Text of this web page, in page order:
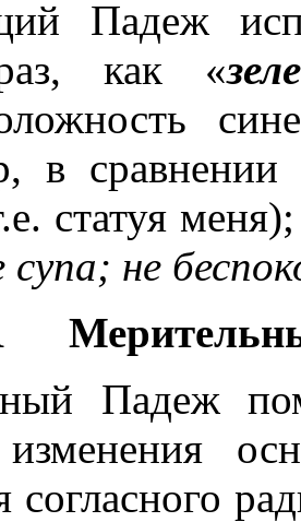
Падеж
как «
в
статуя
супа; не
Падеж
изменения
согласного